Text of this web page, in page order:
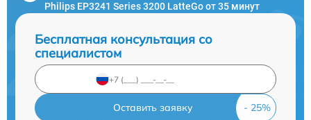
Philips EP3241 Series 3200 LatteGo от 35 минут
Бесплатная консультация со
специалистом
Оставить заявку